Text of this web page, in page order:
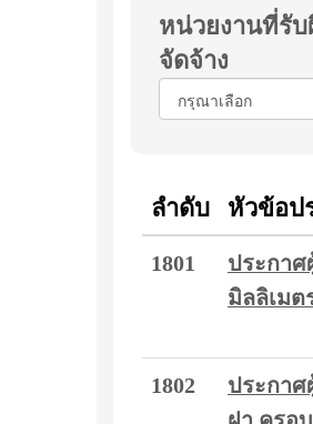
หน่วยงานที่รั
จัดจ้าง
ลำดับ หัวข้อป
1801
ประกา
มิลลิเมต
1802
ประกา